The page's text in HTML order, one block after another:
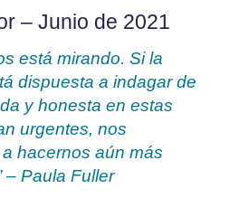
– Junio de 2021
está mirando. Si la
dispuesta a indagar de
y honesta en estas
urgentes, nos
hacernos aún más
– Paula Fuller